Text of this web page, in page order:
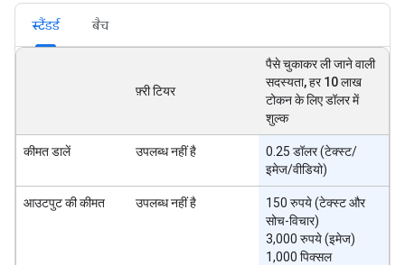
स्टैंडर्ड बैच
फ़्री टियर
पैसे चुकाकर ली जाने वाली
सदस्यता, हर 10 लाख
टोकन के लिए डॉलर में
शुल्क
कीमत डालें उपलब्ध नहीं है
0.25 डॉलर (टेक्स्ट/
इमेज/वीडियो)
आउटपुट की कीमत उपलब्ध नहीं है
150 रुपये (टेक्स्ट और
सोच-विचार)
3,000 रुपये (इमेज)
1,000 पिक्सल